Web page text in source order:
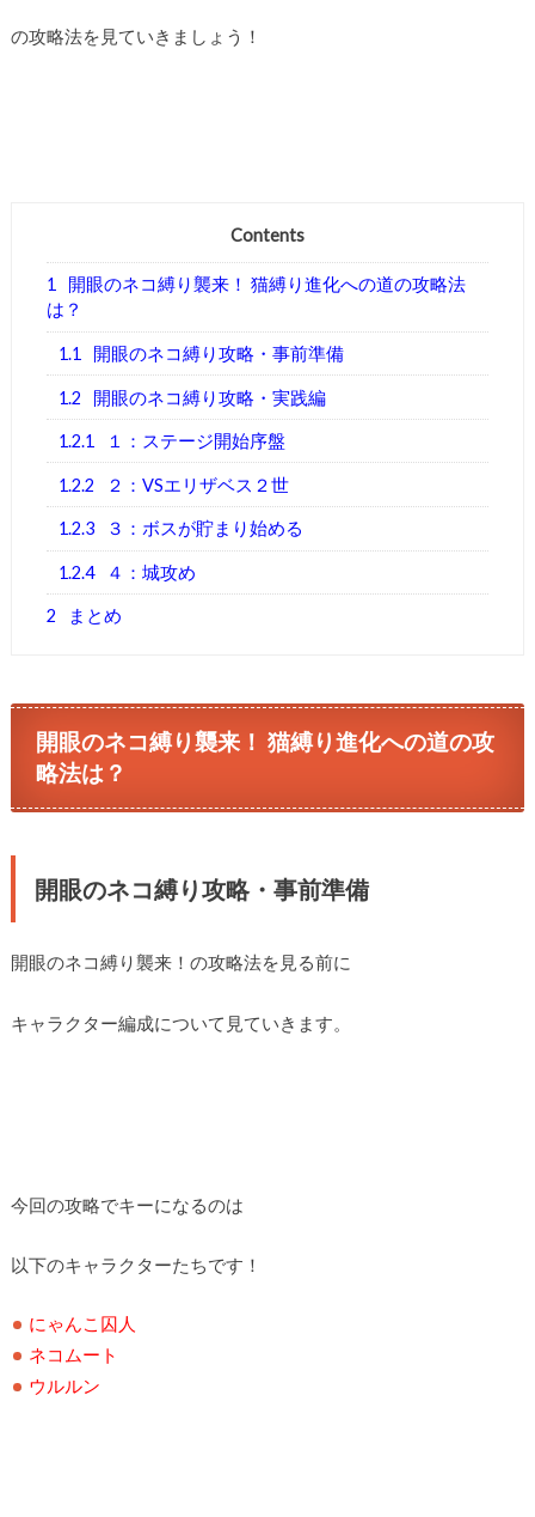
の攻略法を見ていきましょう！
Contents
1
開眼のネコ縛り襲来！ 猫縛り進化への道の攻略法
は？
1.1 開眼のネコ縛り攻略・事前準備
1.2 開眼のネコ縛り攻略・実践編
1.2.1 １：ステージ開始序盤
1.2.2 ２：VSエリザベス２世
1.2.3 ３：ボスが貯まり始める
1.2.4 ４：城攻め
2 まとめ
開眼のネコ縛り襲来！ 猫縛り進化への道の攻
略法は？
開眼のネコ縛り攻略・事前準備
開眼のネコ縛り襲来！の攻略法を見る前に
キャラクター編成について見ていきます。
今回の攻略でキーになるのは
以下のキャラクターたちです！
にゃんこ囚人
ネコムート
ウルルン